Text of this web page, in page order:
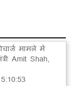
मामले में
Amit Shah,